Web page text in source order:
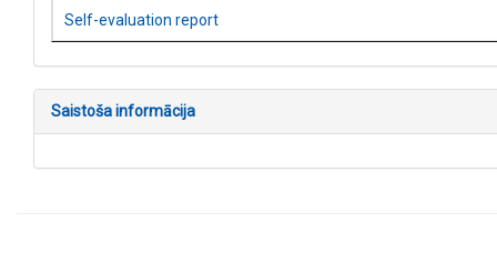
Self-evaluation report
Saistoša informācija